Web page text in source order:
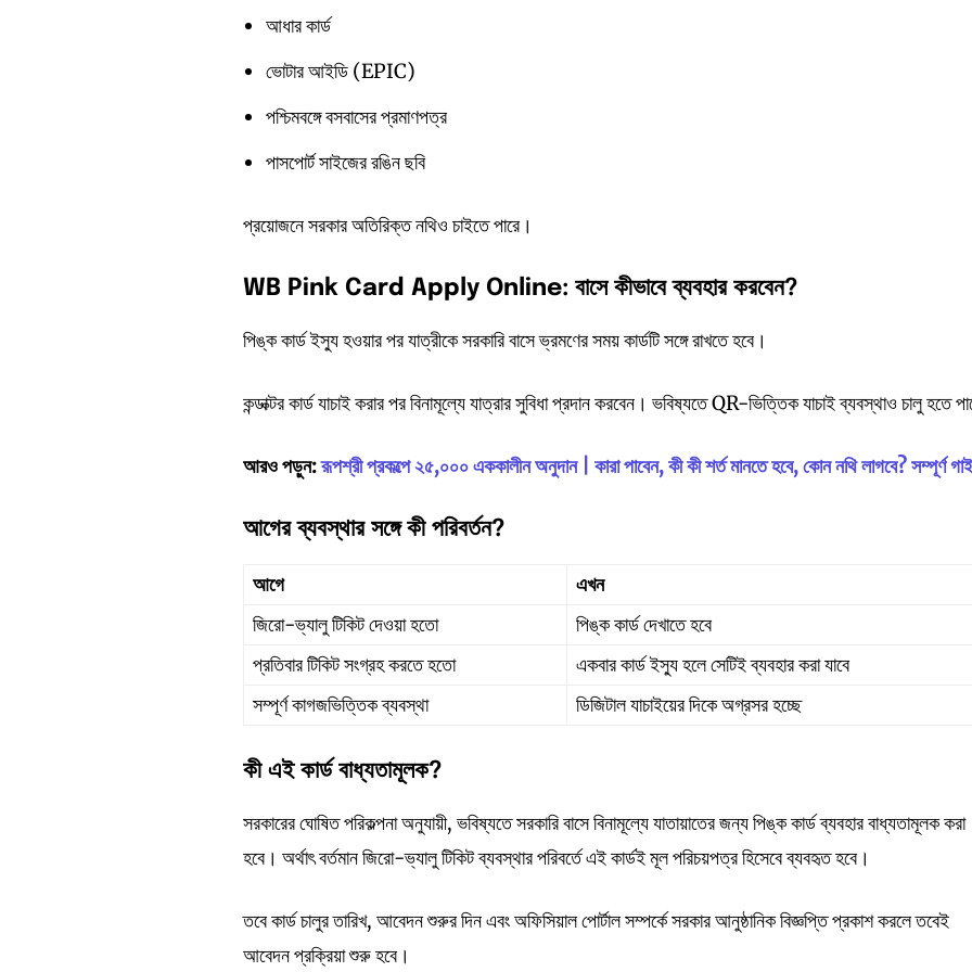
আধার কার্ড
ভোটার আইডি (EPIC)
পশ্চিমবঙ্গে বসবাসের প্রমাণপত্র
পাসপোর্ট সাইজের রঙিন ছবি
প্রয়োজনে সরকার অতিরিক্ত নথিও চাইতে পারে।
WB Pink Card Apply Online: বাসেকীভাবেব্যবহারকরবেন?
পিঙ্ক কার্ড ইস্যু হওয়ার পর যাত্রীকে সরকারি বাসে ভ্রমণের সময় কার্ডটি সঙ্গে রাখতে হবে।
কন্ডাক্টর কার্ড যাচাই করার পর বিনামূল্যে যাত্রার সুবিধা প্রদান করবেন। ভবিষ্যতে QR-ভিত্তিক যাচাই ব্যবস্থাও চালু হতে
আরও পড়ুন:রূপশ্রী প্রকল্পে ২৫,০০০ এককালীন অনুদান | কারা পাবেন, কী কী শর্ত মানতে হবে, কোন নথি লাগবে? সম্পূর্ণ
আগেরব্যবস্থারসঙ্গেকীপরিবর্তন?
আগে
এখন
জিরো-ভ্যালু টিকিট দেওয়া হতো
পিঙ্ক কার্ড দেখাতে হবে
প্রতিবার টিকিট সংগ্রহ করতে হতো
একবার কার্ড ইস্যু হলে সেটিই ব্যবহার করা যাবে
সম্পূর্ণ কাগজভিত্তিক ব্যবস্থা
ডিজিটাল যাচাইয়ের দিকে অগ্রসর হচ্ছে
কীএইকার্ডবাধ্যতামূলক?
সরকারের ঘোষিত পরিকল্পনা অনুযায়ী, ভবিষ্যতে সরকারি বাসে বিনামূল্যে যাতায়াতের জন্য পিঙ্ক কার্ড ব্যবহার বাধ্যতামূলক করা
হবে। অর্থাৎ বর্তমান জিরো-ভ্যালু টিকিট ব্যবস্থার পরিবর্তে এই কার্ডই মূল পরিচয়পত্র হিসেবে ব্যবহৃত হবে।
তবে কার্ড চালুর তারিখ, আবেদন শুরুর দিন এবং অফিসিয়াল পোর্টাল সম্পর্কে সরকার আনুষ্ঠানিক বিজ্ঞপ্তি প্রকাশ করলে তবেই
আবেদন প্রক্রিয়া শুরু হবে।